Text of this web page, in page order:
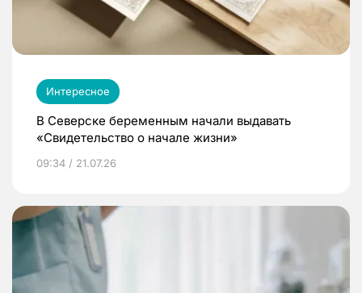
Интересное
В Северске беременным начали выдавать
«Свидетельство о начале жизни»
09:34 / 21.07.26